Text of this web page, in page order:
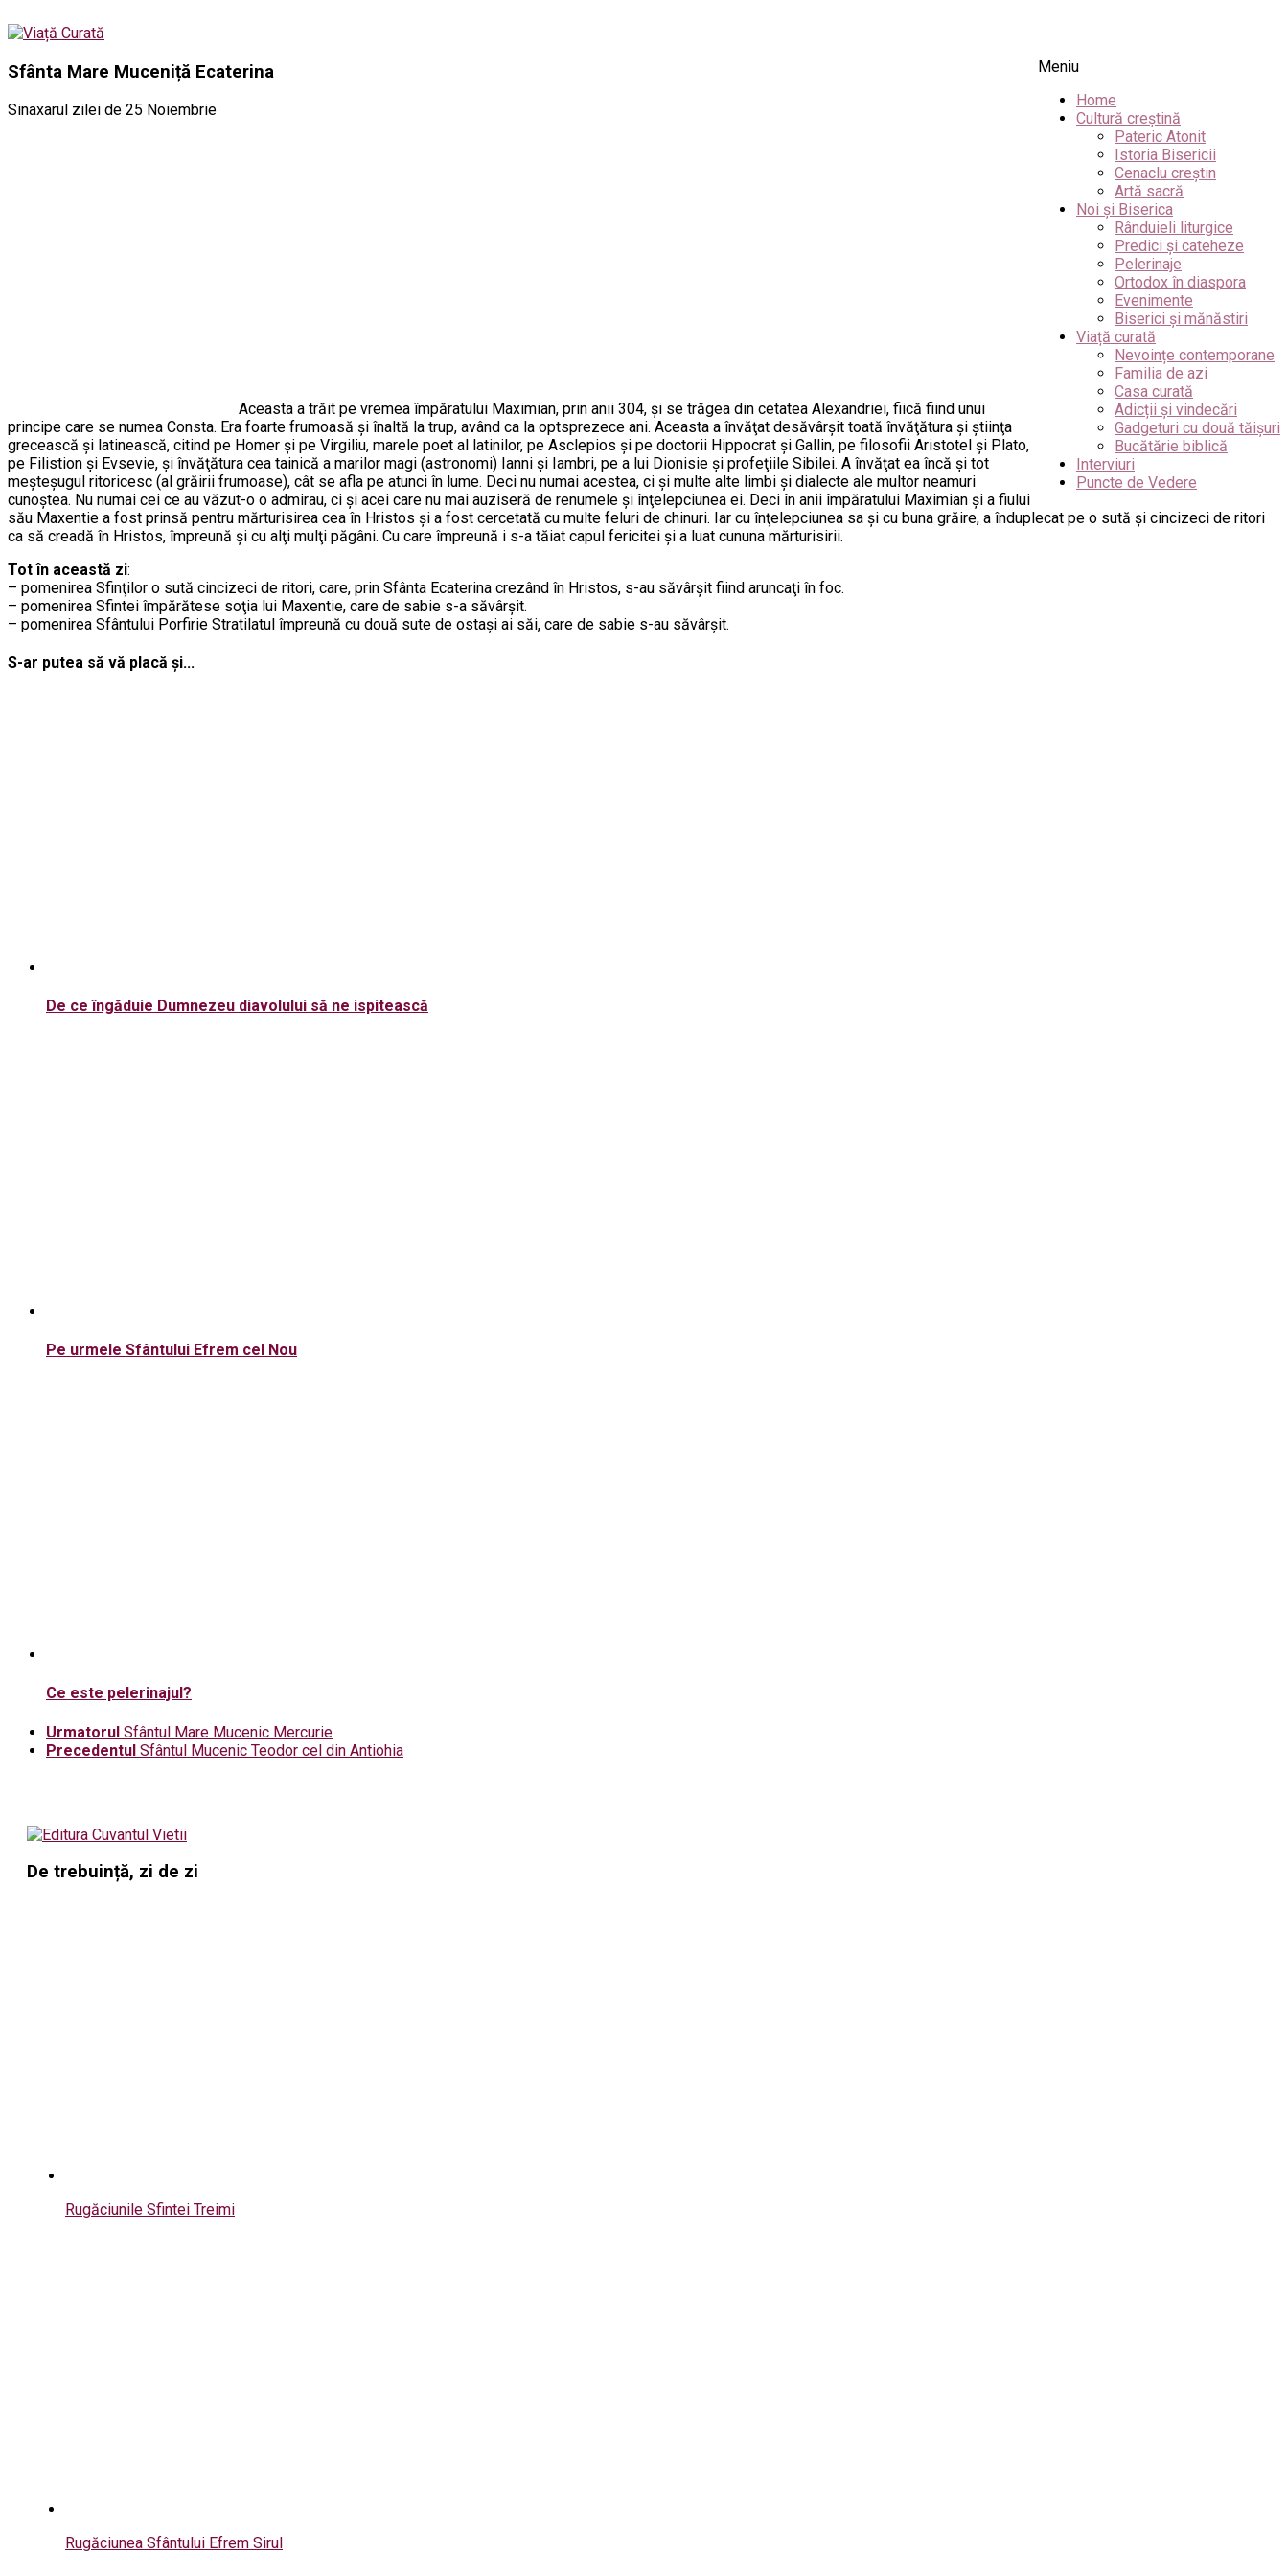
Meniu
Home
Cultură creștină
Pateric Atonit
Istoria Bisericii
Cenaclu creștin
Artă sacră
Noi și Biserica
Rânduieli liturgice
Predici și cateheze
Pelerinaje
Ortodox în diaspora
Evenimente
Biserici și mănăstiri
Viață curată
Nevoințe contemporane
Familia de azi
Casa curată
Adicții și vindecări
Gadgeturi cu două tăișuri
Bucătărie biblică
Interviuri
Puncte de Vedere
Sfânta Mare Muceniță Ecaterina
Sinaxarul zilei de 25 Noiembrie
Aceasta a trăit pe vremea împăratului Maximian, prin anii 304, şi se trăgea din cetatea Alexandriei, fiică fiind unui
principe care se numea Consta. Era foarte frumoasă şi înaltă la trup, având ca la optsprezece ani. Aceasta a învăţat desăvârşit toată învăţătura şi ştiinţa
grecească şi latinească, citind pe Homer şi pe Virgiliu, marele poet al latinilor, pe Asclepios şi pe doctorii Hippocrat şi Gallin, pe filosofii Aristotel şi Plato,
pe Filistion şi Evsevie, şi învăţătura cea tainică a marilor magi (astronomi) Ianni şi Iambri, pe a lui Dionisie şi profeţiile Sibilei. A învăţat ea încă şi tot
meşteşugul ritoricesc (al grăirii frumoase), cât se afla pe atunci în lume. Deci nu numai acestea, ci şi multe alte limbi şi dialecte ale multor neamuri
cunoştea. Nu numai cei ce au văzut-o o admirau, ci şi acei care nu mai auziseră de renumele şi înţelepciunea ei. Deci în anii împăratului Maximian şi a fiului
său Maxentie a fost prinsă pentru mărturisirea cea în Hristos şi a fost cercetată cu multe feluri de chinuri. Iar cu înţelepciunea sa şi cu buna grăire, a înduplecat pe o sută şi cincizeci de ritori
ca să creadă în Hristos, împreună şi cu alţi mulţi păgâni. Cu care împreună i s-a tăiat capul fericitei şi a luat cununa mărturisirii.
Tot în această zi:
– pomenirea Sfinţilor o sută cincizeci de ritori, care, prin Sfânta Ecaterina crezând în Hristos, s-au săvârşit fiind aruncaţi în foc.
– pomenirea Sfintei împărătese soţia lui Maxentie, care de sabie s-a săvârşit.
– pomenirea Sfântului Porfirie Stratilatul împreună cu două sute de ostaşi ai săi, care de sabie s-au săvârşit.
S-ar putea să vă placă și...
De ce îngăduie Dumnezeu diavolului să ne ispitească
Pe urmele Sfântului Efrem cel Nou
Ce este pelerinajul?
Urmatorul Sfântul Mare Mucenic Mercurie
Precedentul Sfântul Mucenic Teodor cel din Antiohia
De trebuință, zi de zi
Rugăciunile Sfintei Treimi
Rugăciunea Sfântului Efrem Sirul